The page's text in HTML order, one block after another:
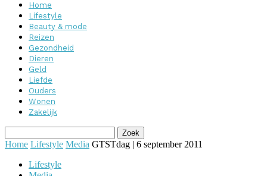
Home
Lifestyle
Beauty & mode
Reizen
Gezondheid
Dieren
Geld
Liefde
Ouders
Wonen
Zakelijk
Home Lifestyle Media GTSTdag | 6 september 2011
Lifestyle